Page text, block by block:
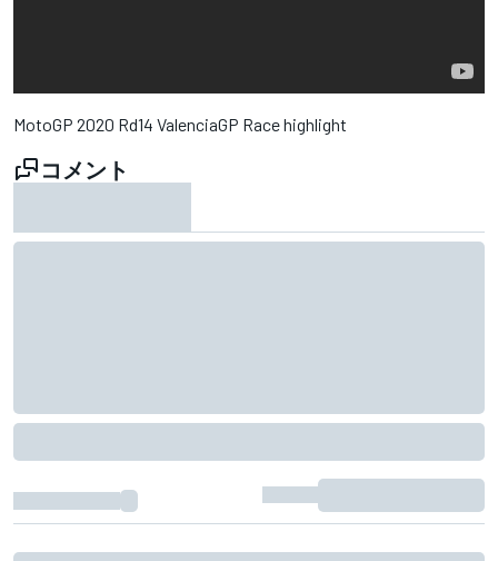
MotoGP 2020 Rd14 ValenciaGP Race highlight
コメント